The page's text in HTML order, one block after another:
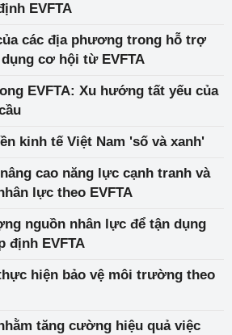
EVFTA
các địa phương trong hỗ trợ
cơ hội từ EVFTA
EVFTA: Xu hướng tất yếu của
kinh tế Việt Nam 'số và xanh'
cao năng lực cạnh tranh và
lực theo EVFTA
nguồn nhân lực để tận dụng
định EVFTA
hiện bảo vệ môi trường theo
tăng cường hiệu quả việc